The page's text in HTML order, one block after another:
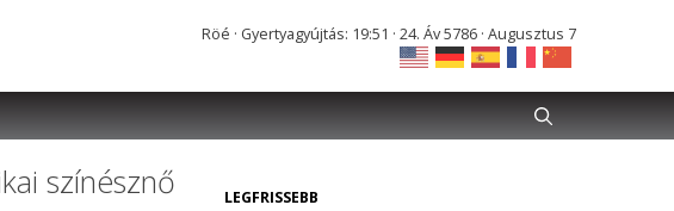
Röé · Gyertyagyújtás: 19:51 · 24. Áv 5786 · Augusztus 7
színésznő
LEGFRISSEBB